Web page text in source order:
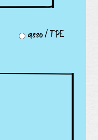
asso / TPE